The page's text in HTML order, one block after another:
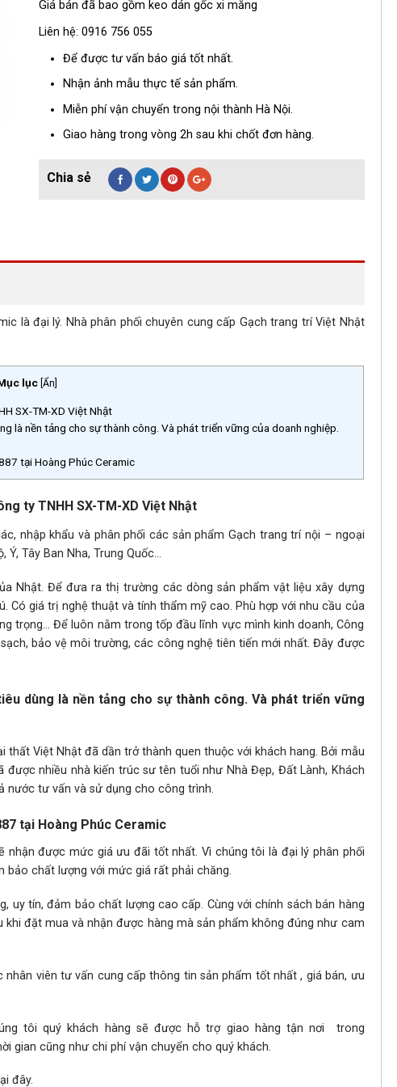
Giá bán đã bao gồm keo dán gốc xi măng
Liên hệ: 0916 756 055
Để được tư vấn báo giá tốt nhất.
Nhận ảnh mẫu thực tế sản phẩm.
Miễn phí vận chuyển trong nội thành Hà Nội.
Giao hàng trong vòng 2h sau khi chốt đơn hàng.
là đại lý. Nhà phân phối chuyên cung cấp Gạch trang trí Việt Nhật
lục Ẩn
SX-TM-XD Việt Nhật
là nền tảng cho sự thành công. Và phát triển vững của doanh nghiệp.
tại Hoàng Phúc Ceramic
ty TNHH SX-TM-XD Việt Nhật
nhập khẩu và phân phối các sản phẩm Gạch trang trí nội – ngoại
Tây Ban Nha, Trung Quốc…
Nhật. Để đưa ra thị trường các dòng sản phẩm vật liệu xây dựng
Có giá trị nghệ thuật và tính thẩm mỹ cao. Phù hợp với nhu cầu của
trọng… Để luôn nằm trong tốp đầu lĩnh vực mình kinh doanh, Công
bảo vệ môi trường, các công nghệ tiên tiến mới nhất. Đây được
dùng là nền tảng cho sự thành công. Và phát triển vững
thất Việt Nhật đã dần trở thành quen thuộc với khách hang. Bởi mẫu
nhiều nhà kiến trúc sư tên tuổi như Nhà Đẹp, Đất Lành, Khách
nước tư vấn và sử dụng cho công trình.
tại Hoàng Phúc Ceramic
nhận được mức giá ưu đãi tốt nhất. Vì chúng tôi là đại lý phân phối
bảo chất lượng với mức giá rất phải chăng.
uy tín, đảm bảo chất lượng cao cấp. Cùng với chính sách bán hàng
đặt mua và nhận được hàng mà sản phẩm không đúng như cam
viên tư vấn cung cấp thông tin sản phẩm tốt nhất , giá bán, ưu
tôi quý khách hàng sẽ được hỗ trợ giao hàng tận nơi trong
gian cũng như chi phí vận chuyển cho quý khách.
đây.